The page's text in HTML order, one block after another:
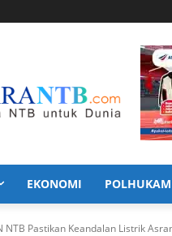
EKONOMI POLHUKAM
NTB Pastikan Keandalan Listrik